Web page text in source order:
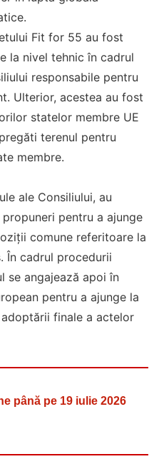
Fit for 55 au fost
la nivel tehnic în cadrul
responsabile pentru
Ulterior, acestea au fost
statelor membre UE
terenul pentru
membre.
ale Consiliului, au
pentru a ajunge
comune referitoare la
În cadrul procedurii
se angajează apoi în
pentru a ajunge la
finale a actelor
până pe 19 iulie 2026